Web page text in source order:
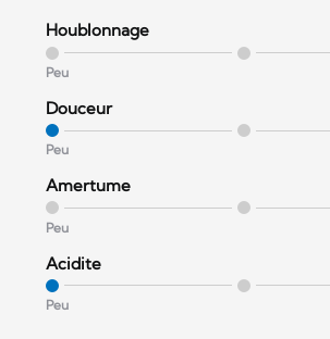
Houblonnage
Peu
Douceur
Peu
Amertume
Peu
Acidite
Peu